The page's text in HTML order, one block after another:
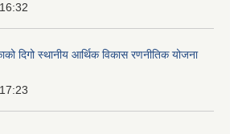
दिगो स्थानीय आर्थिक विकास रणनीतिक योजना